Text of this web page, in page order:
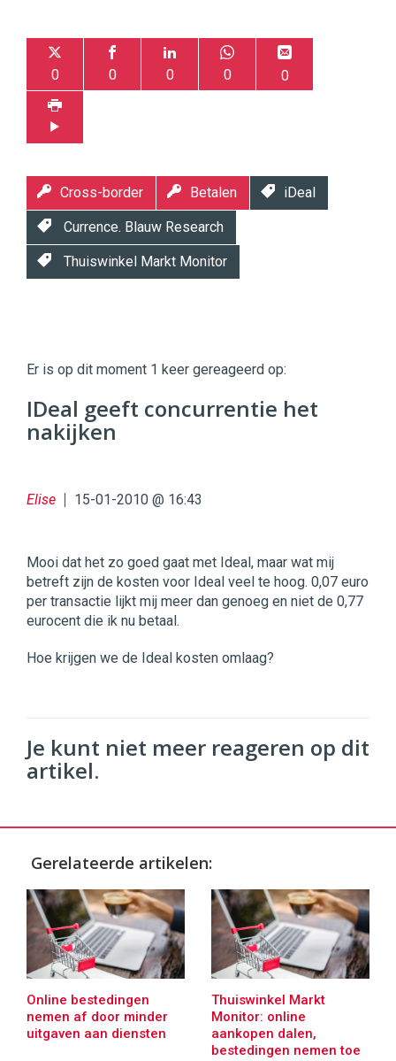
0 0 0 0 0
Cross-border Betalen iDeal
Currence. Blauw Research
Thuiswinkel Markt Monitor
|
Digital
Commercehttps://twinklemagazine.nl
9654
Er is op dit moment 1 keer gereageerd op:
IDeal geeft concurrentie het
nakijken
Elise 15-01-2010 @ 16:43
Mooi dat het zo goed gaat met Ideal, maar wat mij
betreft zijn de kosten voor Ideal veel te hoog. 0,07 euro
per transactie lijkt mij meer dan genoeg en niet de 0,77
eurocent die ik nu betaal.
Hoe krijgen we de Ideal kosten omlaag?
Je kunt niet meer reageren op dit
artikel.
Gerelateerde artikelen:
Online bestedingen
nemen af door minder
uitgaven aan diensten
Thuiswinkel Markt
Monitor: online
aankopen dalen,
bestedingen nemen toe